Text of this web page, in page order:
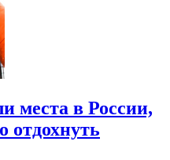
места в России,
отдохнуть